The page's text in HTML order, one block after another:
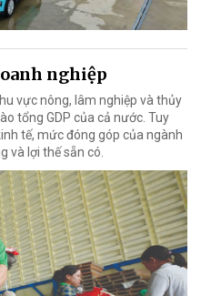
nghiệp
vực nông, lâm nghiệp và thủy
tổng GDP của cả nước. Tuy
tế, mức đóng góp của ngành
và lợi thế sẵn có.